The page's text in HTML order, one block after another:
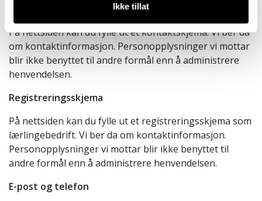
Ikke tillat
På nettsiden kan du fylle ut et kontaktskjema. Vi ber da
om kontaktinformasjon. Personopplysninger vi mottar
blir ikke benyttet til andre formål enn å administrere
henvendelsen.
Registreringsskjema
På nettsiden kan du fylle ut et registreringsskjema som
lærlingebedrift. Vi ber da om kontaktinformasjon.
Personopplysninger vi mottar blir ikke benyttet til
andre formål enn å administrere henvendelsen.
E-post og telefon